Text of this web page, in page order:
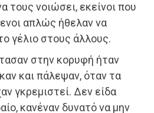
τους νοιώσει, εκείνοι που
απλώς ήθελαν να
γέλιο στους άλλους.
στην κορυφή ήταν
και πάλεψαν, όταν τα
γκρεμιστεί. Δεν είδα
κανέναν δυνατό να μην